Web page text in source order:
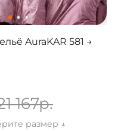
AuraKAR 581 →
167р.
размер ↓